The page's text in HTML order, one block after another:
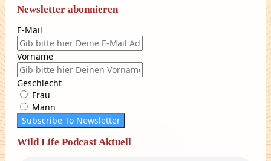
Newsletter abonnieren
E-Mail
Vorname
Geschlecht
Frau
Mann
Subscribe To Newsletter
Wild Life Podcast Aktuell